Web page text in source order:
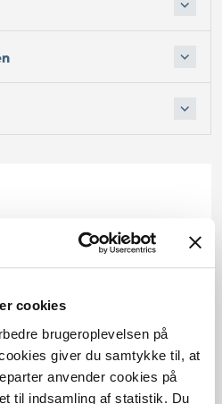
cookies
brugeroplevelsen på
giver du samtykke til, at
anvender cookies på
til indsamling af statistik. Du
kasseret den 7. juni 2018,
på området.